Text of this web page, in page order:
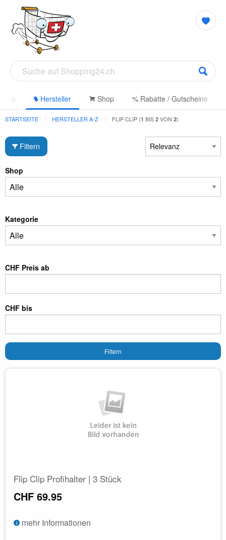
Hersteller Shop % Rabatte / Gutscheine
STARTSEITE HERSTELLER A-Z FLIP CLIP (1 BIS 2 VON 2)
Filtern
Shop
Kategorie
CHF Preis ab
CHF bis
Filtern
Flip Clip Profihalter | 3 Stück
CHF 69.95
mehr Informationen